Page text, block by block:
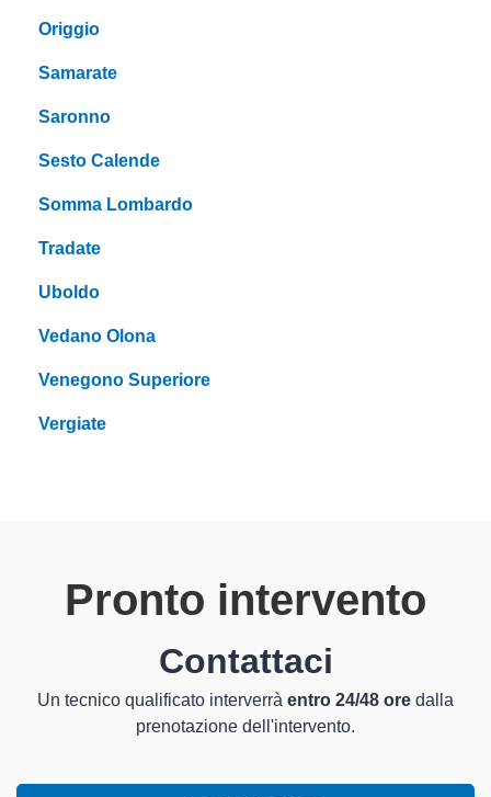
Origgio
Samarate
Saronno
Sesto Calende
Somma Lombardo
Tradate
Uboldo
Vedano Olona
Venegono Superiore
Vergiate
Pronto intervento
Contattaci
Un tecnico qualificato interverrà entro 24/48 ore dalla
prenotazione dell'intervento.